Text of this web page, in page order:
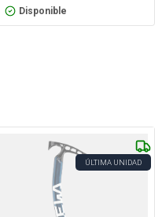
Disponible
ÚLTIMA UNIDAD